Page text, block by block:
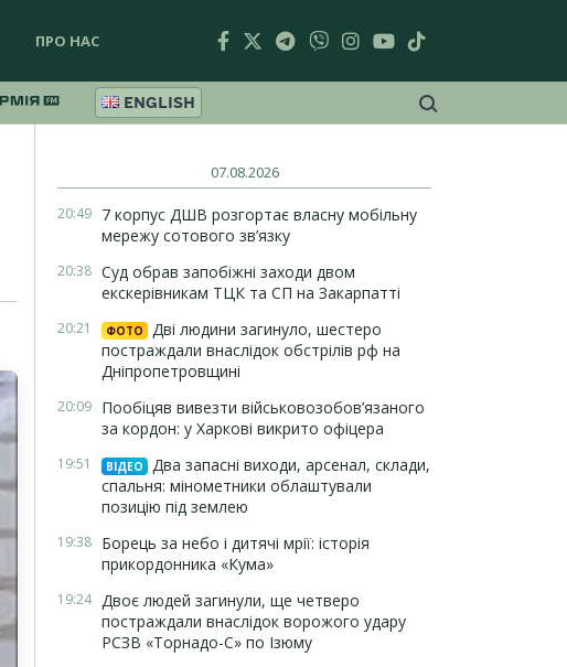
ПРО НАС
ENGLISH
07.08.2026
20:49 7 корпус ДШВ розгортає власну мобільну
мережу сотового зв’язку
20:38 Суд обрав запобіжні заходи двом
екскерівникам ТЦК та СП на Закарпатті
20:21 ФОТО
Дві людини загинуло, шестеро
постраждали внаслідок обстрілів рф на
Дніпропетровщині
20:09 Пообіцяв вивезти військовозобов’язаного
за кордон: у Харкові викрито офіцера
19:51 ВІДЕО
Два запасні виходи, арсенал, склади,
спальня: мінометники облаштували
позицію під землею
19:38 Борець за небо і дитячі мрії: історія
прикордонника «Кума»
19:24 Двоє людей загинули, ще четверо
постраждали внаслідок ворожого удару
РСЗВ «Торнадо-С» по Ізюму